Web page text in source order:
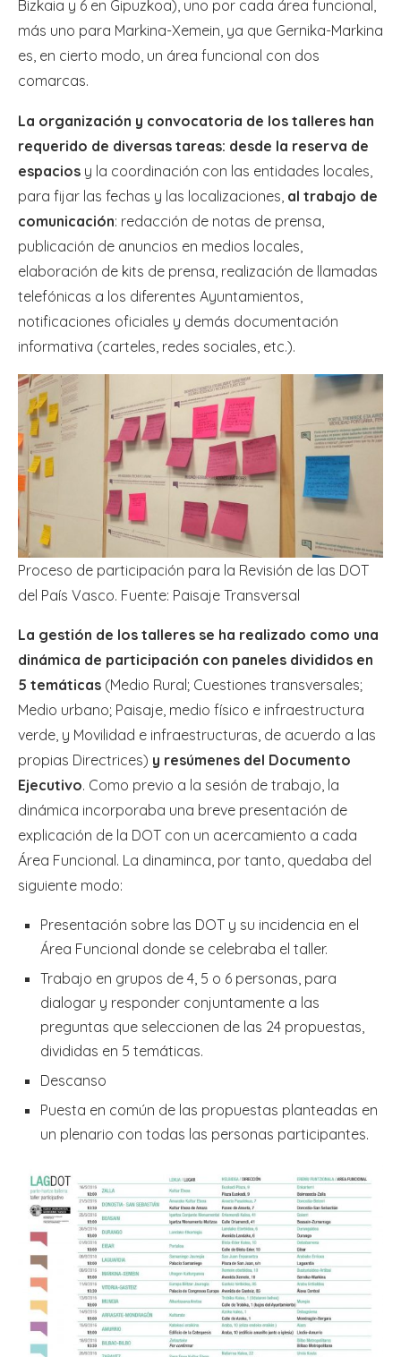
Bizkaia y 6 en Gipuzkoa), uno por cada área funcional,
más uno para Markina-Xemein, ya que Gernika-Markina
es, en cierto modo, un área funcional con dos
comarcas.
La organización y convocatoria de los talleres han
requerido de diversas tareas: desde la reserva de
espacios y la coordinación con las entidades locales,
para fijar las fechas y las localizaciones, al trabajo de
comunicación: redacción de notas de prensa,
publicación de anuncios en medios locales,
elaboración de kits de prensa, realización de llamadas
telefónicas a los diferentes Ayuntamientos,
notificaciones oficiales y demás documentación
informativa (carteles, redes sociales, etc.).
Proceso de participación para la Revisión de las DOT
del País Vasco. Fuente: Paisaje Transversal
La gestión de los talleres se ha realizado como una
dinámica de participación con paneles divididos en
5 temáticas (Medio Rural; Cuestiones transversales;
Medio urbano; Paisaje, medio físico e infraestructura
verde, y Movilidad e infraestructuras, de acuerdo a las
propias Directrices) y resúmenes del Documento
Ejecutivo. Como previo a la sesión de trabajo, la
dinámica incorporaba una breve presentación de
explicación de la DOT con un acercamiento a cada
Área Funcional. La dinaminca, por tanto, quedaba del
siguiente modo:
Presentación sobre las DOT y su incidencia en el
Área Funcional donde se celebraba el taller.
Trabajo en grupos de 4, 5 o 6 personas, para
dialogar y responder conjuntamente a las
preguntas que seleccionen de las 24 propuestas,
divididas en 5 temáticas.
Descanso
Puesta en común de las propuestas planteadas en
un plenario con todas las personas participantes.